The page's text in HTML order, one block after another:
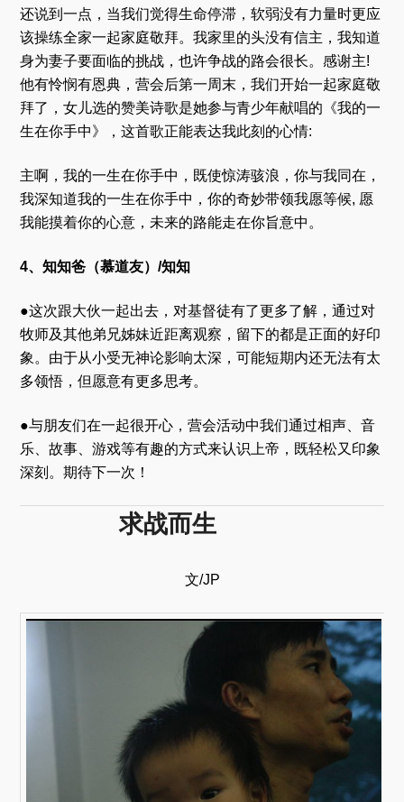
还说到一点，当我们觉得生命停滞，软弱没有力量时更应
该操练全家一起家庭敬拜。我家里的头没有信主，我知道
身为妻子要面临的挑战，也许争战的路会很长。感谢主!
他有怜悯有恩典，营会后第一周末，我们开始一起家庭敬
拜了，女儿选的赞美诗歌是她参与青少年献唱的《我的一
生在你手中》，这首歌正能表达我此刻的心情:
主啊，我的一生在你手中，既使惊涛骇浪，你与我同在，
我深知道我的一生在你手中，你的奇妙带领我愿等候, 愿
我能摸着你的心意，未来的路能走在你旨意中。
4、知知爸（慕道友）/知知
●这次跟大伙一起出去，对基督徒有了更多了解，通过对
牧师及其他弟兄姊妹近距离观察，留下的都是正面的好印
象。由于从小受无神论影响太深，可能短期内还无法有太
多领悟，但愿意有更多思考。
●与朋友们在一起很开心，营会活动中我们通过相声、音
乐、故事、游戏等有趣的方式来认识上帝，既轻松又印象
深刻。期待下一次！
求战而生
文/JP